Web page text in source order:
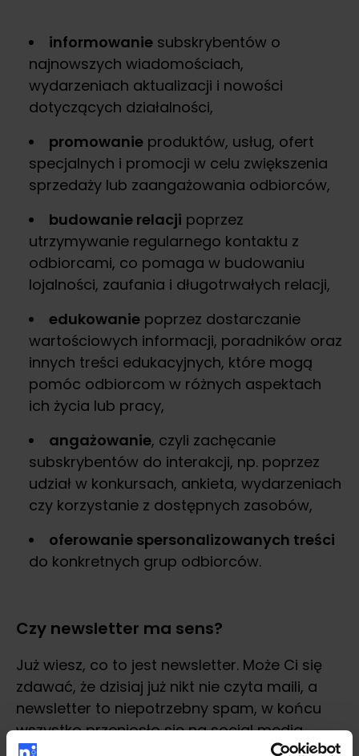
informowanie subskrybentów o
najnowszych wiadomościach,
wydarzeniach aktualizacji i nowości
dotyczących działalności,
promowanie produktów, usług, ofert
specjalnych i promocji w celu zwiększenia
sprzedaży lub zaangażowania odbiorców,
budowanie relacji poprzez
utrzymywanie regularnego kontaktu z
odbiorcami, co pomaga w budowaniu
lojalności, zaufania i długotrwałych relacji,
edukowanie poprzez dostarczanie
wartościowych informacji, poradników oraz
innych treści edukacyjnych, które mogą
pomóc odbiorcom w różnych aspektach
ich życia lub pracy,
angażowanie, czyli zachęcanie
subskrybentów do interakcji, np. poprzez
udział w konkursach, ankieta, wydarzeniach
czy korzystanie z dostępnych zasobów,
oferowanie spersonalizowanych treści
do konkretnych grup odbiorców.
Czy newsletter ma sens?
Już wiesz, co to jest newsletter. Może Ci się
zdawać, że dzisiaj już nikt nie czyta maili, a
newsletter to niepotrzebny spam, w końcu
wszystko przeniosło się na social media.
Może to być prawdą, kiedy ktoś tworzy